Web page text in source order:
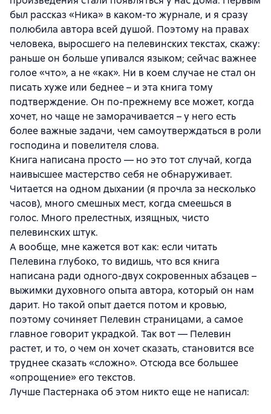
был рассказ «Ника» в каком-то журнале, и я сразу
полюбила автора всей душой. Поэтому на правах
человека, выросшего на пелевинских текстах, скажу:
раньше он больше упивался языком; сейчас важнее
голое «что», а не «как». Ни в коем случае не стал он
писать хуже или беднее – и эта книга тому
подтверждение. Он по-прежнему все может, когда
хочет, но чаще не заморачивается – у него есть
более важные задачи, чем самоутверждаться в роли
господина и повелителя слова.
Книга написана просто — но это тот случай, когда
наивысшее мастерство себя не обнаруживает.
Читается на одном дыхании (я прочла за несколько
часов), много смешных мест, когда смеешься в
голос. Много прелестных, изящных, чисто
пелевинских штук.
А вообще, мне кажется вот как: если читать
Пелевина глубоко, то видишь, что вся книга
написана ради одного-двух сокровенных абзацев –
выжимки духовного опыта автора, который он нам
дарит. Но такой опыт дается потом и кровью,
поэтому сочиняет Пелевин страницами, а самое
главное говорит украдкой. Так вот — Пелевин
растет, и то, о чем он хочет сказать, становится все
труднее сказать «сложно». Отсюда все большее
«опрощение» его текстов.
Лучше Пастернака об этом никто еще не написал: